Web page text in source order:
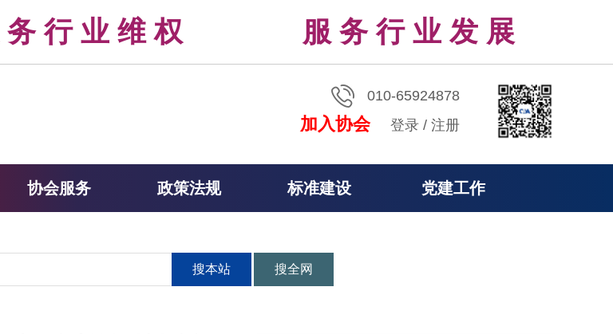
行 业 维 权 服 务 行 业 发 展
010-65924878
加入协会 登录 / 注册
协会服务 政策法规 标准建设 党建工作
搜本站 搜全网